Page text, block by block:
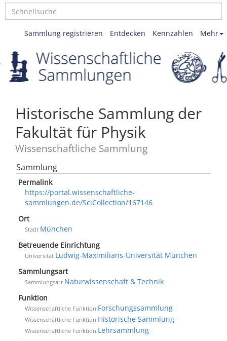
Mehr
Kennzahlen
Entdecken
Sammlung registrieren
Historische Sammlung der
Fakultät für Physik
Wissenschaftliche Sammlung
Sammlung
Permalink
https://portal.wissenschaftliche-
sammlungen.de/SciCollection/167146
Ort
Stadt München
Betreuende Einrichtung
Universität Ludwig-Maximilians-Universität München
Sammlungsart
Sammlungsart Naturwissenschaft & Technik
Funktion
Wissenschaftliche Funktion Forschungssammlung
Wissenschaftliche Funktion Historische Sammlung
Wissenschaftliche Funktion Lehrsammlung